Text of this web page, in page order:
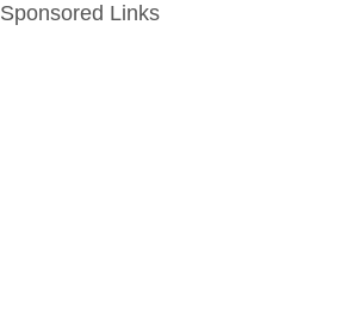
Sponsored Links